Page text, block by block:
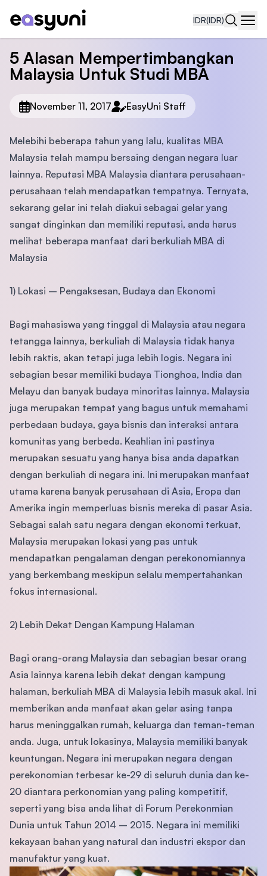
IDR(IDR)
5 Alasan Mempertimbangkan
Malaysia Untuk Studi MBA
November 11, 2017 EasyUni Staff
Melebihi beberapa tahun yang lalu, kualitas MBA
Malaysia telah mampu bersaing dengan negara luar
lainnya. Reputasi MBA Malaysia diantara perusahaan-
perusahaan telah mendapatkan tempatnya. Ternyata,
sekarang gelar ini telah diakui sebagai gelar yang
sangat dinginkan dan memiliki reputasi, anda harus
melihat beberapa manfaat dari berkuliah MBA di
Malaysia
1) Lokasi – Pengaksesan, Budaya dan Ekonomi
Bagi mahasiswa yang tinggal di Malaysia atau negara
tetangga lainnya, berkuliah di Malaysia tidak hanya
lebih raktis, akan tetapi juga lebih logis. Negara ini
sebagian besar memiliki budaya Tionghoa, India dan
Melayu dan banyak budaya minoritas lainnya. Malaysia
juga merupakan tempat yang bagus untuk memahami
perbedaan budaya, gaya bisnis dan interaksi antara
komunitas yang berbeda. Keahlian ini pastinya
merupakan sesuatu yang hanya bisa anda dapatkan
dengan berkuliah di negara ini. Ini merupakan manfaat
utama karena banyak perusahaan di Asia, Eropa dan
Amerika ingin memperluas bisnis mereka di pasar Asia.
Sebagai salah satu negara dengan ekonomi terkuat,
Malaysia merupakan lokasi yang pas untuk
mendapatkan pengalaman dengan perekonomiannya
yang berkembang meskipun selalu mempertahankan
fokus internasional.
2) Lebih Dekat Dengan Kampung Halaman
Bagi orang-orang Malaysia dan sebagian besar orang
Asia lainnya karena lebih dekat dengan kampung
halaman, berkuliah MBA di Malaysia lebih masuk akal. Ini
memberikan anda manfaat akan gelar asing tanpa
harus meninggalkan rumah, keluarga dan teman-teman
anda. Juga, untuk lokasinya, Malaysia memiliki banyak
keuntungan. Negara ini merupakan negara dengan
perekonomian terbesar ke-29 di seluruh dunia dan ke-
20 diantara perkonomian yang paling kompetitif,
seperti yang bisa anda lihat di Forum Perekonmian
Dunia untuk Tahun 2014 – 2015. Negara ini memiliki
kekayaan bahan yang natural dan industri ekspor dan
manufaktur yang kuat.